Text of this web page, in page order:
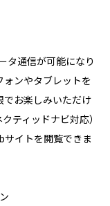
タ通信が可能になり
ォンやタブレットを
でお楽しみいただけ
ティッドナビ対応）
イトを閲覧できま